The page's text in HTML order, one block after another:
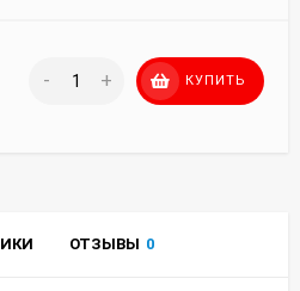
- + КУПИТЬ
ОТЗЫВЫ 0